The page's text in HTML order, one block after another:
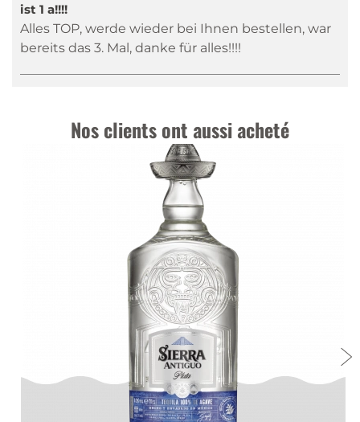
ist 1 a!!!!
Alles TOP, werde wieder bei Ihnen bestellen, war
bereits das 3. Mal, danke für alles!!!!
Nos clients ont aussi acheté